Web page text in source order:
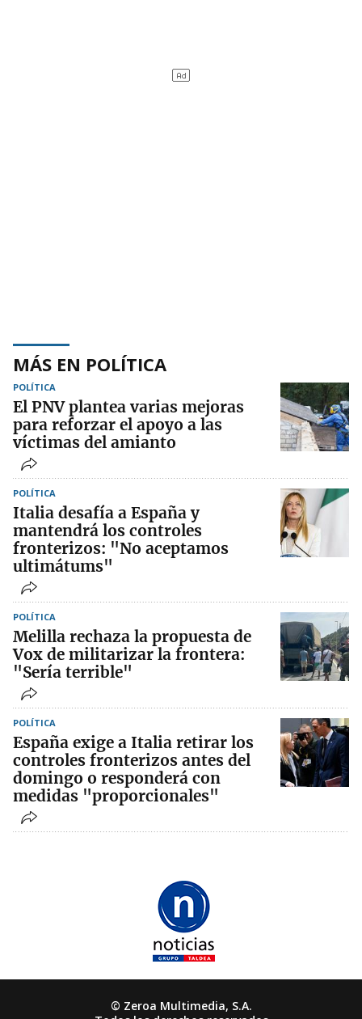
MÁS EN POLÍTICA
POLÍTICA
El PNV plantea varias mejoras
para reforzar el apoyo a las
víctimas del amianto
POLÍTICA
Italia desafía a España y
mantendrá los controles
fronterizos: "No aceptamos
ultimátums"
POLÍTICA
Melilla rechaza la propuesta de
Vox de militarizar la frontera:
"Sería terrible"
POLÍTICA
España exige a Italia retirar los
controles fronterizos antes del
domingo o responderá con
medidas "proporcionales"
© Zeroa Multimedia, S.A.